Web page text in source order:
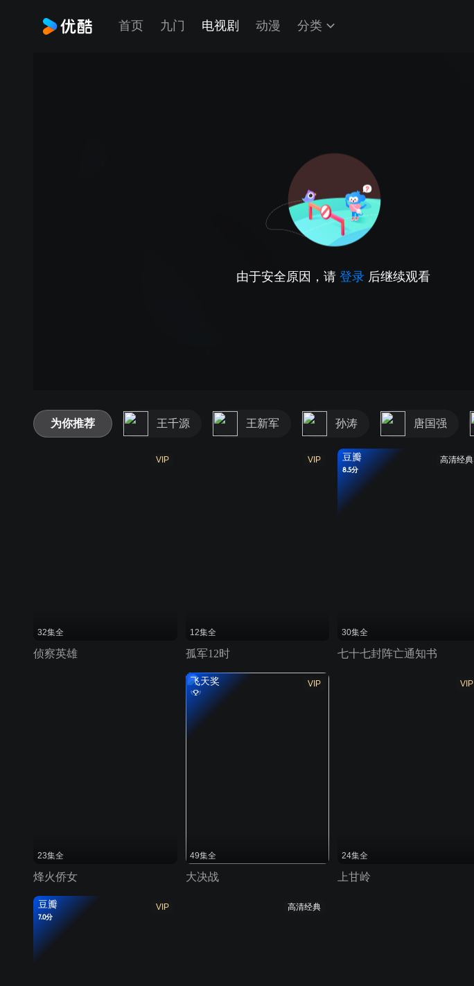
首页 九门 电视剧 动漫 分类
由于安全原因，请 登录 后继续观看
为你推荐 王千源 王新军 孙涛 唐国强
VIP
32集全
侦察英雄
VIP
12集全
孤军12时
高清经典
豆瓣
8.5分
30集全
七十七封阵亡通知书
23集全
烽火侨女
VIP
飞天奖
49集全
大决战
VIP
24集全
上甘岭
VIP
豆瓣
7.0分
高清经典